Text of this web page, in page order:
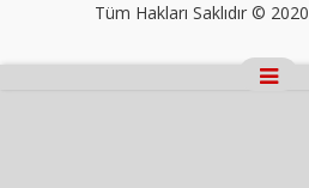
Tüm Hakları Saklıdır © 2020